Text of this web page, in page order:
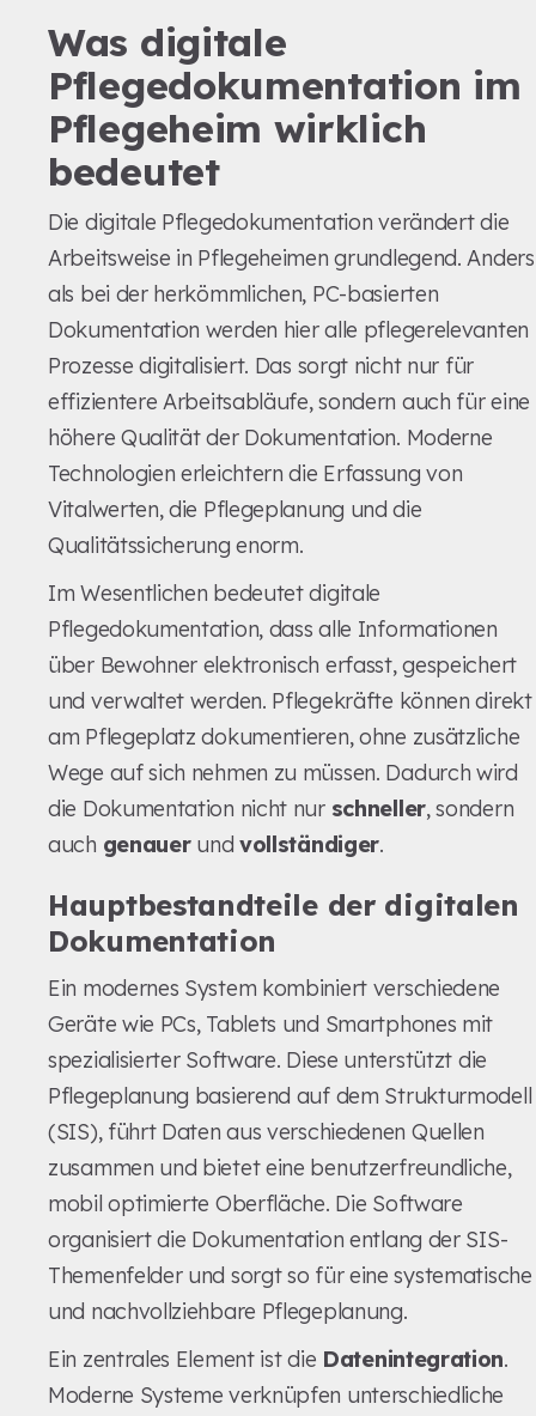
Was digitale
Pflegedokumentation im
Pflegeheim wirklich
bedeutet
Die digitale Pflegedokumentation verändert die
Arbeitsweise in Pflegeheimen grundlegend. Anders
als bei der herkömmlichen, PC-basierten
Dokumentation werden hier alle pflegerelevanten
Prozesse digitalisiert. Das sorgt nicht nur für
effizientere Arbeitsabläufe, sondern auch für eine
höhere Qualität der Dokumentation. Moderne
Technologien erleichtern die Erfassung von
Vitalwerten, die Pflegeplanung und die
Qualitätssicherung enorm.
Im Wesentlichen bedeutet digitale
Pflegedokumentation, dass alle Informationen
über Bewohner elektronisch erfasst, gespeichert
und verwaltet werden. Pflegekräfte können direkt
am Pflegeplatz dokumentieren, ohne zusätzliche
Wege auf sich nehmen zu müssen. Dadurch wird
die Dokumentation nicht nur schneller, sondern
auch genauerund vollständiger.
Hauptbestandteile der digitalen
Dokumentation
Ein modernes System kombiniert verschiedene
Geräte wie PCs, Tablets und Smartphones mit
spezialisierter Software. Diese unterstützt die
Pflegeplanung basierend auf dem Strukturmodell
(SIS), führt Daten aus verschiedenen Quellen
zusammen und bietet eine benutzerfreundliche,
mobil optimierte Oberfläche. Die Software
organisiert die Dokumentation entlang der SIS-
Themenfelder und sorgt so für eine systematische
und nachvollziehbare Pflegeplanung.
Ein zentrales Element ist die Datenintegration.
Moderne Systeme verknüpfen unterschiedliche